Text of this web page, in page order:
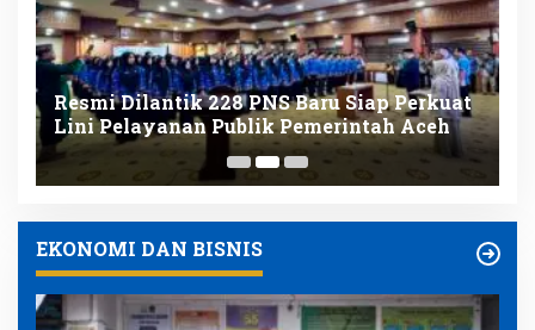
Resmi Dilantik 228 PNS Baru Siap Perkuat
Lini Pelayanan Publik Pemerintah Aceh
EKONOMI DAN BISNIS